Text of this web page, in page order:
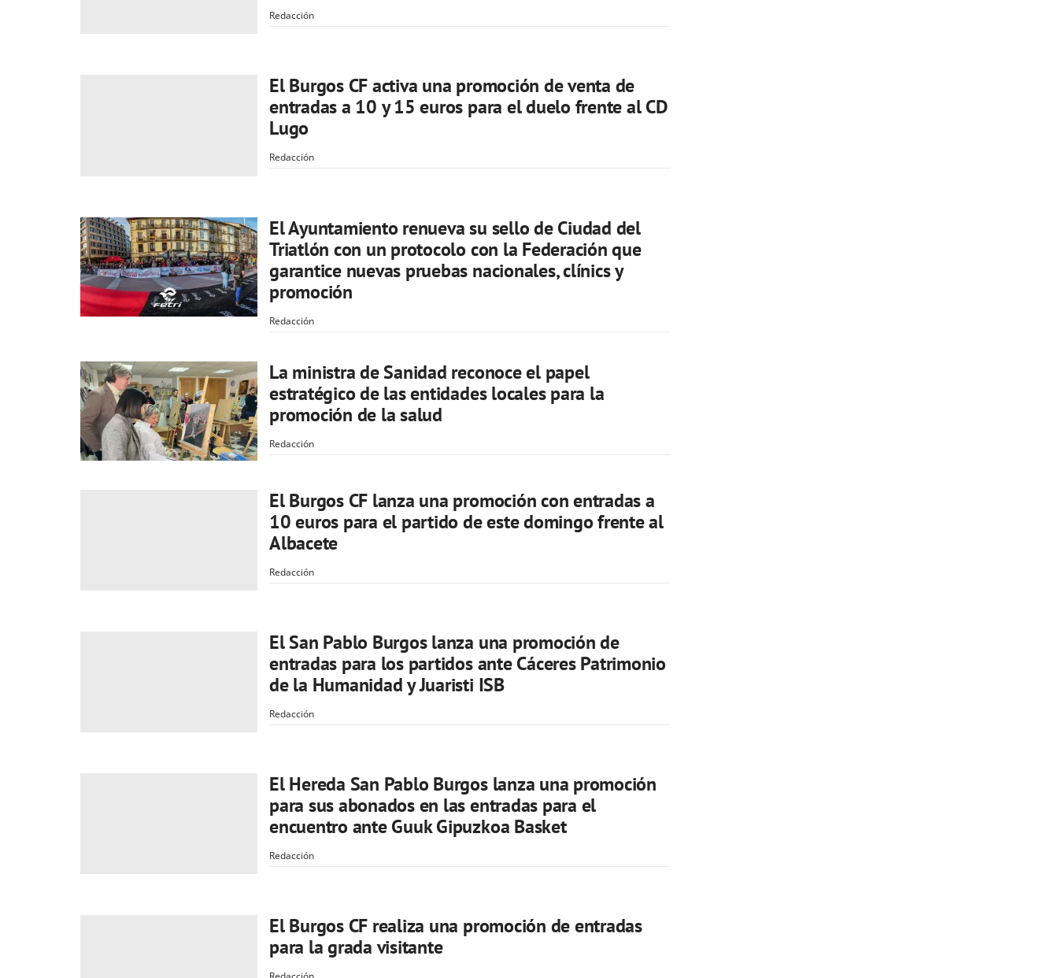
Redacción
El Burgos CF activa una promoción de venta de
entradas a 10 y 15 euros para el duelo frente al CD
Lugo
Redacción
El Ayuntamiento renueva su sello de Ciudad del
Triatlón con un protocolo con la Federación que
garantice nuevas pruebas nacionales, clínics y
promoción
Redacción
La ministra de Sanidad reconoce el papel
estratégico de las entidades locales para la
promoción de la salud
Redacción
El Burgos CF lanza una promoción con entradas a
10 euros para el partido de este domingo frente al
Albacete
Redacción
El San Pablo Burgos lanza una promoción de
entradas para los partidos ante Cáceres Patrimonio
de la Humanidad y Juaristi ISB
Redacción
El Hereda San Pablo Burgos lanza una promoción
para sus abonados en las entradas para el
encuentro ante Guuk Gipuzkoa Basket
Redacción
El Burgos CF realiza una promoción de entradas
para la grada visitante